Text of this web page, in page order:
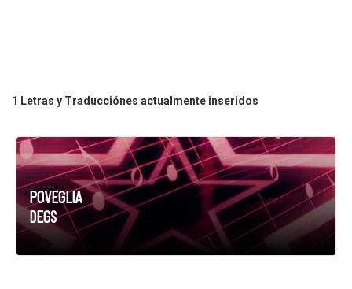
1 Letras y Traducciónes actualmente inseridos
POVEGLIA
DEGS